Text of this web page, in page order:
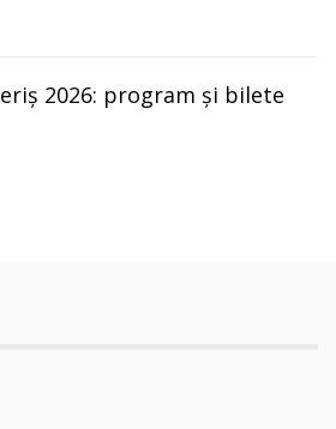
2026: program și bilete